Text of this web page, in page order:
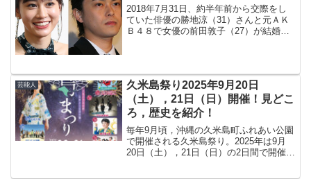
2018年7月31日、約半年前から交際をし
ていた俳優の勝地涼（31）さんと元ＡＫ
Ｂ４８で女優の前田敦子（27）が結婚し
芸能人
久米島祭り2025年9月20日
（土），21日（日）開催！見どこ
ろ，歴史を紹介！
毎年9月頃，沖縄の久米島町ふれあい公園
で開催される久米島祭り。2025年は9月
20日（土），21日（日）の2日間で開催と